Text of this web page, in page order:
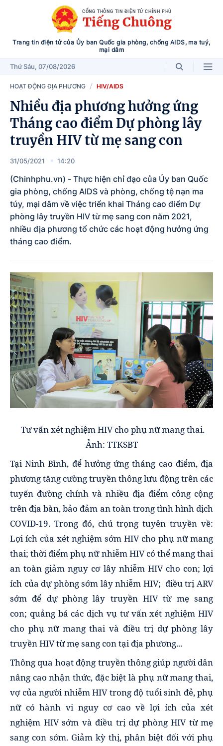
CỔNG THÔNG TIN ĐIỆN TỬ CHÍNH PHỦ
Tiếng Chuông
Trang tin điện tử của Ủy ban Quốc gia phòng, chống AIDS, ma tuý,
mại dâm
Thứ Sáu, 07/08/2026
HOẠT ĐỘNG ĐỊA PHƯƠNG HIV/AIDS
Nhiều địa phương hưởng ứng
Tháng cao điểm Dự phòng lây
truyền HIV từ mẹ sang con
31/05/2021 14:20
(Chinhphu.vn) - Thực hiện chỉ đạo của Ủy ban Quốc
gia phòng, chống AIDS và phòng, chống tệ nạn ma
túy, mại dâm về việc triển khai Tháng cao điểm Dự
phòng lây truyền HIV từ mẹ sang con năm 2021,
nhiều địa phương tổ chức các hoạt động hưởng ứng
tháng cao điểm.
Tư vấn xét nghiệm HIV cho phụ nữ mang thai.
Ảnh: TTKSBT
TạiNinh Bình, để hưởng ứng tháng cao điểm, địa
phương tăng cường truyền thông lưu động trên các
tuyến đường chính và nhiều địa điểm công cộng
trên địa bàn, bảo đảm an toàn trong tình hình dịch
COVID-19. Trong đó, chú trọng tuyên truyền về:
Lợi ích của xét nghiệm sớm HIV cho phụ nữ mang
thai; thời điểm phụ nữ nhiễm HIV có thể mang thai
an toàn giảm nguy cơ lây nhiễm HIV cho con; lợi
ích của dự phòng sớm lây nhiễm HIV; điều trị ARV
sớm để dự phòng lây truyền HIV từ mẹ sang
con; quảng bá các dịch vụ tư vấn xét nghiệm HIV
cho phụ nữ mang thai và điều trị dự phòng lây
truyền HIV từ mẹ sang con tại địa phương...
Thông qua hoạt động truyền thông giúp người dân
nâng cao nhận thức, đặc biệt là phụ nữ mang thai,
vợ của người nhiễm HIV trong độ tuổi sinh đẻ, phụ
nữ có hành vi nguy cơ cao về lợi ích của xét
nghiệm HIV sớm và điều trị dự phòng HIV từ mẹ
sang con sớm. Giảm kỳ thị, phân biệt đối với phụ